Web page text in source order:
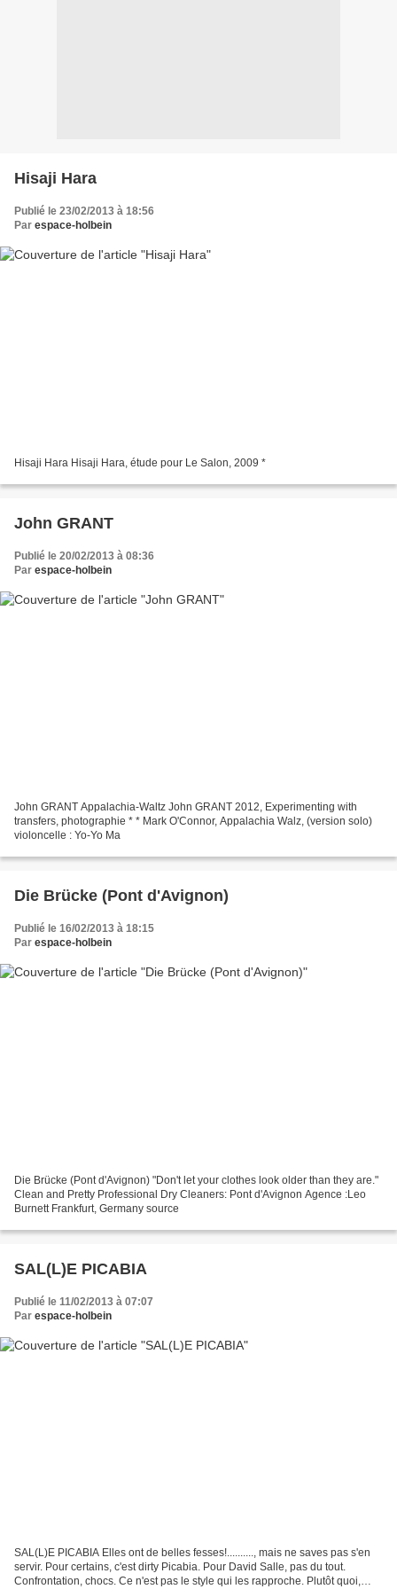
Hisaji Hara
Publié le 23/02/2013 à 18:56
Par espace-holbein
Hisaji Hara Hisaji Hara, étude pour Le Salon, 2009 *
John GRANT
Publié le 20/02/2013 à 08:36
Par espace-holbein
John GRANT Appalachia-Waltz John GRANT 2012, Experimenting with
transfers, photographie * * Mark O'Connor, Appalachia Walz, (version solo)
violoncelle : Yo-Yo Ma
Die Brücke (Pont d'Avignon)
Publié le 16/02/2013 à 18:15
Par espace-holbein
Die Brücke (Pont d'Avignon) "Don't let your clothes look older than they are."
Clean and Pretty Professional Dry Cleaners: Pont d'Avignon Agence :Leo
Burnett Frankfurt, Germany source
SAL(L)E PICABIA
Publié le 11/02/2013 à 07:07
Par espace-holbein
SAL(L)E PICABIA Elles ont de belles fesses!.........., mais ne saves pas s'en
servir. Pour certains, c'est dirty Picabia. Pour David Salle, pas du tout.
Confrontation, chocs. Ce n'est pas le style qui les rapproche. Plutôt quoi,